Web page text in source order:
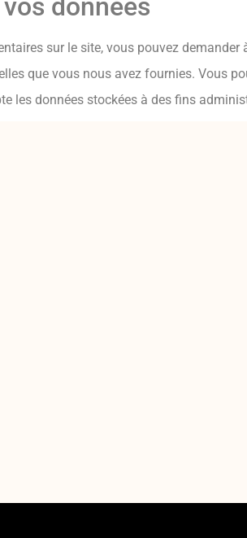
données
sur le site, vous pouvez
que vous nous avez fournies. Vous
les données stockées à des fins